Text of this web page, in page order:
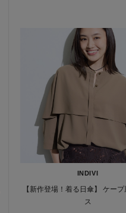
INDIVI
【新作登場！着る日傘】 ケー
ス